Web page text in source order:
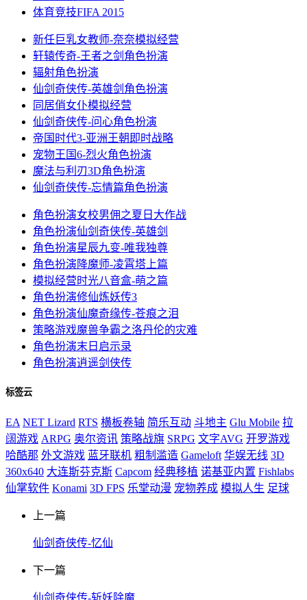
体育竞技FIFA 2015
新任巨乳女教师-奈奈模拟经营
轩辕传奇-王者之剑 角色扮演
辐射角色扮演
仙剑奇侠传-英雄剑 角色扮演
同居俏女仆模拟经营
仙剑奇侠传-问心角色扮演
帝国时代3-亚洲王朝 即时战略
宠物王国6-烈火角色扮演
魔法与利刃3D角色扮演
仙剑奇侠传-忘情篇角色扮演
角色扮演女校男佣之夏日大作战
角色扮演仙剑奇侠传-英雄剑
角色扮演星辰九变-唯我独尊
角色扮演 降魔师-凌霄塔上篇
模拟经营时光八音盒-萌之篇
角色扮演修仙炼妖传3
角色扮演仙魔奇缘传-苍痕之泪
策略游戏魔兽争霸之洛丹伦的灾难
角色扮演末日启示录
角色扮演逍遥剑侠传
标签云
EA NET Lizard RTS 横板卷轴 简乐互动 斗地主 Glu Mobile 拉
阔游戏 ARPG 奥尔资讯 策略战旗 SRPG 文字AVG 开罗游戏
哈酷那 外文游戏 蓝牙联机 粗制滥造 Gameloft 华娱无线 3D
360x640 大连斯芬克斯 Capcom 经典移植 诺基亚内置 Fishlabs
仙掌软件 Konami 3D FPS 乐堂动漫 宠物养成 模拟人生 足球
上一篇
仙剑奇侠传-忆仙
下一篇